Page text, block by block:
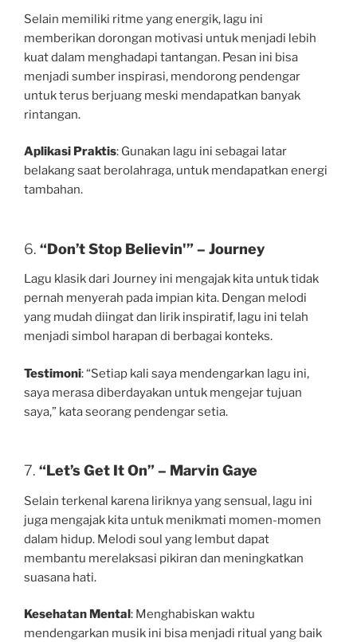
Selain memiliki ritme yang energik, lagu ini
memberikan dorongan motivasi untuk menjadi lebih
kuat dalam menghadapi tantangan. Pesan ini bisa
menjadi sumber inspirasi, mendorong pendengar
untuk terus berjuang meski mendapatkan banyak
rintangan.
Aplikasi Praktis: Gunakan lagu ini sebagai latar
belakang saat berolahraga, untuk mendapatkan energi
tambahan.
6. “Don’t Stop Believin'” – Journey
Lagu klasik dari Journey ini mengajak kita untuk tidak
pernah menyerah pada impian kita. Dengan melodi
yang mudah diingat dan lirik inspiratif, lagu ini telah
menjadi simbol harapan di berbagai konteks.
Testimoni: “Setiap kali saya mendengarkan lagu ini,
saya merasa diberdayakan untuk mengejar tujuan
saya,” kata seorang pendengar setia.
7. “Let’s Get It On” – Marvin Gaye
Selain terkenal karena liriknya yang sensual, lagu ini
juga mengajak kita untuk menikmati momen-momen
dalam hidup. Melodi soul yang lembut dapat
membantu merelaksasi pikiran dan meningkatkan
suasana hati.
Kesehatan Mental: Menghabiskan waktu
mendengarkan musik ini bisa menjadi ritual yang baik